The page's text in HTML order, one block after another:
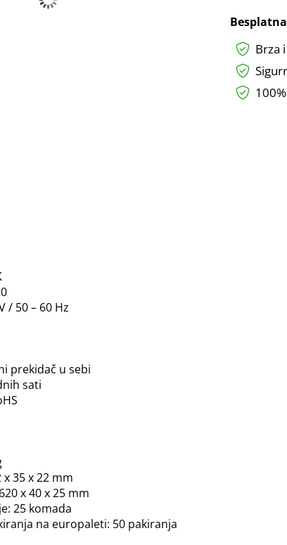
Brza
/ 50 – 60 Hz
prekidač u sebi
sati
35 x 22 mm
x 40 x 25 mm
25 komada
na europaleti: 50 pakiranja